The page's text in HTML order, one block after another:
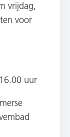
vrijdag,
voor
uur